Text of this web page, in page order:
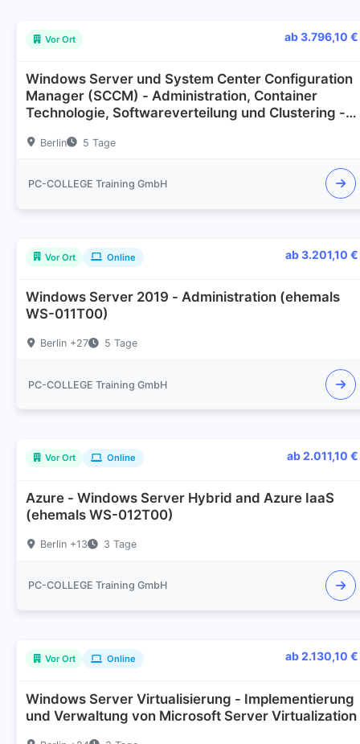
Vor Ort ab 3.796,10 €
Windows Server und System Center Configuration
Manager (SCCM) - Administration, Container
Technologie, Softwareverteilung und Clustering -
Berlin 5 Tage
PC-COLLEGE Training GmbH
Vor Ort Online ab 3.201,10 €
Windows Server 2019 - Administration (ehemals
WS-011T00)
Berlin +27 5 Tage
PC-COLLEGE Training GmbH
Vor Ort Online ab 2.011,10 €
Azure - Windows Server Hybrid and Azure IaaS
(ehemals WS-012T00)
Berlin +13 3 Tage
PC-COLLEGE Training GmbH
Vor Ort Online ab 2.130,10 €
Windows Server Virtualisierung - Implementierung
und Verwaltung von Microsoft Server Virtualization